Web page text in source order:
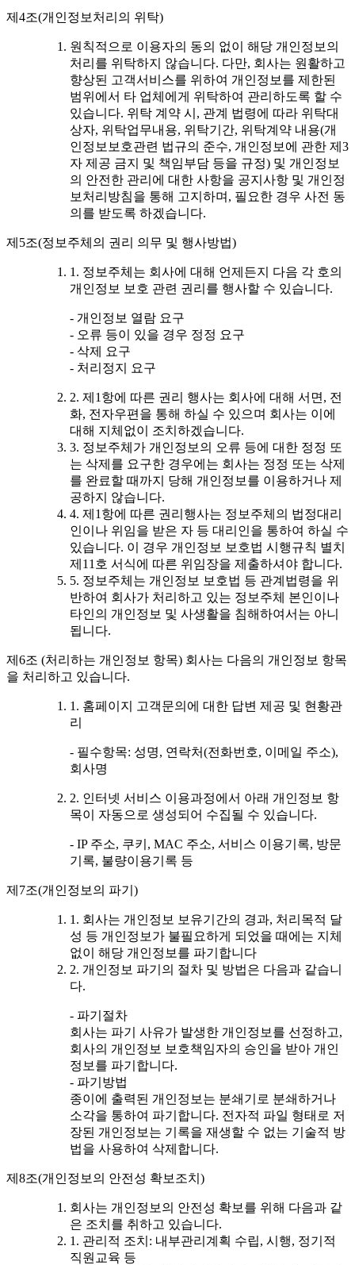
제4조(개인정보처리의 위탁)
원칙적으로 이용자의 동의 없이 해당 개인정보의
처리를 위탁하지 않습니다. 다만, 회사는 원활하고
향상된 고객서비스를 위하여 개인정보를 제한된
범위에서 타 업체에게 위탁하여 관리하도록 할 수
있습니다. 위탁 계약 시, 관계 법령에 따라 위탁대
상자, 위탁업무내용, 위탁기간, 위탁계약 내용(개
인정보보호관련 법규의 준수, 개인정보에 관한 제3
자 제공 금지 및 책임부담 등을 규정) 및 개인정보
의 안전한 관리에 대한 사항을 공지사항 및 개인정
보처리방침을 통해 고지하며, 필요한 경우 사전 동
의를 받도록 하겠습니다.
제5조(정보주체의 권리 의무 및 행사방법)
1. 정보주체는 회사에 대해 언제든지 다음 각 호의
개인정보 보호 관련 권리를 행사할 수 있습니다.
- 개인정보 열람 요구
- 오류 등이 있을 경우 정정 요구
- 삭제 요구
- 처리정지 요구
2. 제1항에 따른 권리 행사는 회사에 대해 서면, 전
화, 전자우편을 통해 하실 수 있으며 회사는 이에
대해 지체없이 조치하겠습니다.
3. 정보주체가 개인정보의 오류 등에 대한 정정 또
는 삭제를 요구한 경우에는 회사는 정정 또는 삭제
를 완료할 때까지 당해 개인정보를 이용하거나 제
공하지 않습니다.
4. 제1항에 따른 권리행사는 정보주체의 법정대리
인이나 위임을 받은 자 등 대리인을 통하여 하실 수
있습니다. 이 경우 개인정보 보호법 시행규칙 별치
제11호 서식에 따른 위임장을 제출하셔야 합니다.
5. 정보주체는 개인정보 보호법 등 관계법령을 위
반하여 회사가 처리하고 있는 정보주체 본인이나
타인의 개인정보 및 사생활을 침해하여서는 아니
됩니다.
제6조 (처리하는 개인정보 항목) 회사는 다음의 개인정보 항목
을 처리하고 있습니다.
1. 홈페이지 고객문의에 대한 답변 제공 및 현황관
리
- 필수항목: 성명, 연락처(전화번호, 이메일 주소),
회사명
2. 인터넷 서비스 이용과정에서 아래 개인정보 항
목이 자동으로 생성되어 수집될 수 있습니다.
- IP 주소, 쿠키, MAC 주소, 서비스 이용기록, 방문
기록, 불량이용기록 등
제7조(개인정보의 파기)
1. 회사는 개인정보 보유기간의 경과, 처리목적 달
성 등 개인정보가 불필요하게 되었을 때에는 지체
없이 해당 개인정보를 파기합니다
2. 개인정보 파기의 절차 및 방법은 다음과 같습니
다.
- 파기절차
회사는 파기 사유가 발생한 개인정보를 선정하고,
회사의 개인정보 보호책임자의 승인을 받아 개인
정보를 파기합니다.
- 파기방법
종이에 출력된 개인정보는 분쇄기로 분쇄하거나
소각을 통하여 파기합니다. 전자적 파일 형태로 저
장된 개인정보는 기록을 재생할 수 없는 기술적 방
법을 사용하여 삭제합니다.
제8조(개인정보의 안전성 확보조치)
회사는 개인정보의 안전성 확보를 위해 다음과 같
은 조치를 취하고 있습니다.
1. 관리적 조치: 내부관리계획 수립, 시행, 정기적
직원교육 등